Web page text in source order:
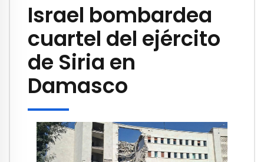
Israel bombardea
cuartel del ejército
de Siria en
Damasco